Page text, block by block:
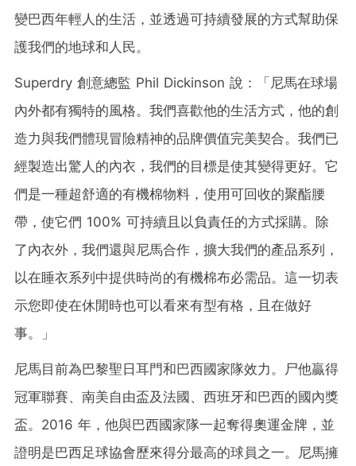
變巴西年輕人的生活，並透過可持續發展的方式幫助保
護我們的地球和人民。
Superdry 創意總監 Phil Dickinson 說：「尼馬在球場
內外都有獨特的風格。我們喜歡他的生活方式，他的創
造力與我們體現冒險精神的品牌價值完美契合。我們已
經製造出驚人的內衣，我們的目標是使其變得更好。它
們是一種超舒適的有機棉物料，使用可回收的聚酯腰
帶，使它們 100% 可持續且以負責任的方式採購。除
了內衣外，我們還與尼馬合作，擴大我們的產品系列，
以在睡衣系列中提供時尚的有機棉布必需品。這一切表
示您即使在休閒時也可以看來有型有格，且在做好
事。」
尼馬目前為巴黎聖日耳門和巴西國家隊效力。尸他贏得
冠軍聯賽、南美自由盃及法國、西班牙和巴西的國內獎
盃。2016 年，他與巴西國家隊一起奪得奧運金牌，並
證明是巴西足球協會歷來得分最高的球員之一。尼馬擁